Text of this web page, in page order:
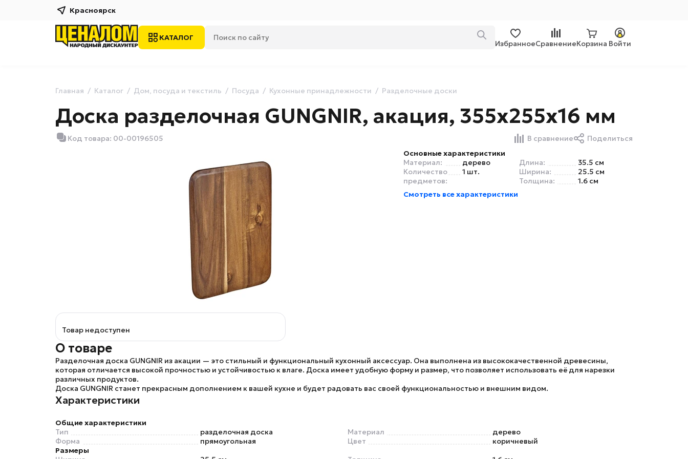
Красноярск
КАТАЛОГ
ИзбранноеСравнениеКорзина Войти
Главная Каталог Дом, посуда и текстиль Посуда Кухонные принадлежности Разделочные доски
Доска разделочная GUNGNIR, акация, 355х255х16 мм
Код товара: 00-00196505 В сравнение
Поделиться
Основные характеристики
Материал:
дерево
Количество
предметов:
1 шт.
Длина:
35.5 см
Ширина:
25.5 см
Толщина:
1.6 см
Смотреть все характеристики
Товар недоступен
О товаре
Разделочная доска GUNGNIR из акации — это стильный и функциональный кухонный аксессуар. Она выполнена из высококачественной древесины,
которая отличается высокой прочностью и устойчивостью к влаге. Доска имеет удобную форму и размер, что позволяет использовать её для нарезки
различных продуктов.
Доска GUNGNIR станет прекрасным дополнением к вашей кухне и будет радовать вас своей функциональностью и внешним видом.
Характеристики
Общие характеристики
Тип
разделочная доска
Форма
прямоугольная
Материал
дерево
Цвет
коричневый
Размеры